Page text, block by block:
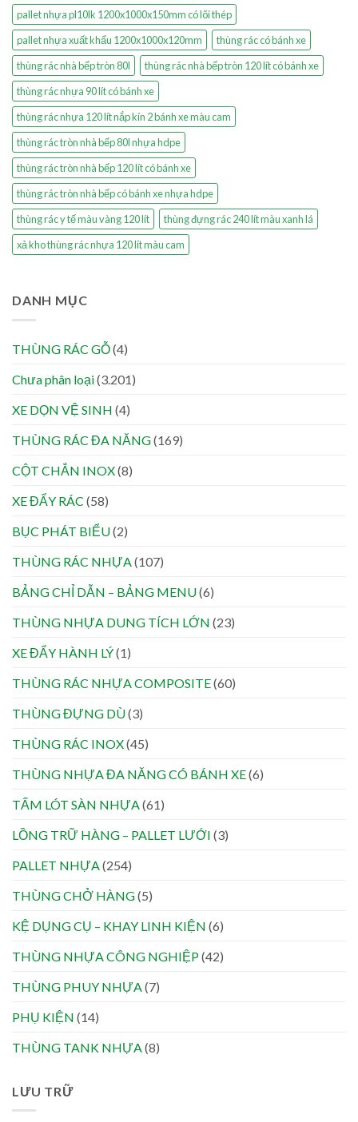
pallet nhựa pl10lk 1200x1000x150mm có lõi thép
pallet nhựa xuất khẩu 1200x1000x120mm
thùng rác có bánh xe
thùng rác nhà bếp tròn 80l
thùng rác nhà bếp tròn 120 lít có bánh xe
thùng rác nhựa 90 lít có bánh xe
thùng rác nhựa 120 lít nắp kín 2 bánh xe màu cam
thùng rác tròn nhà bếp 80l nhựa hdpe
thùng rác tròn nhà bếp 120 lít có bánh xe
thùng rác tròn nhà bếp có bánh xe nhựa hdpe
thùng rác y tế màu vàng 120 lít
thùng đựng rác 240 lít màu xanh lá
xả kho thùng rác nhựa 120 lít màu cam
DANH MỤC
THÙNG RÁC GỖ(4)
Chưa phân loại(3.201)
XE DỌN VỆ SINH (4)
THÙNG RÁC ĐA NĂNG(169)
CỘT CHẮN INOX(8)
XE ĐẨY RÁC (58)
BỤC PHÁT BIỂU(2)
THÙNG RÁC NHỰA(107)
BẢNG CHỈ DẪN – BẢNG MENU(6)
THÙNG NHỰA DUNG TÍCH LỚN (23)
XE ĐẨY HÀNH LÝ(1)
THÙNG RÁC NHỰA COMPOSITE(60)
THÙNG ĐỰNG DÙ(3)
THÙNG RÁC INOX(45)
THÙNG NHỰA ĐA NĂNG CÓ BÁNH XE(6)
TẤM LÓT SÀN NHỰA(61)
LỒNG TRỮ HÀNG – PALLET LƯỚI (3)
PALLET NHỰA(254)
THÙNG CHỞ HÀNG(5)
KỆ DỤNG CỤ – KHAY LINH KIỆN (6)
THÙNG NHỰA CÔNG NGHIỆP(42)
THÙNG PHUY NHỰA(7)
PHỤ KIỆN (14)
THÙNG TANK NHỰA(8)
LƯU TRỮ